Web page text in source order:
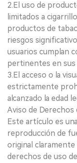
2.El uso de
limitados a
productos de
riesgos
usuarios cumplan
pertinentes en sus
3.El acceso o la
estrictamente
alcanzado la edad
Aviso de
Este artículo es
reproducción de
original
derechos de uso